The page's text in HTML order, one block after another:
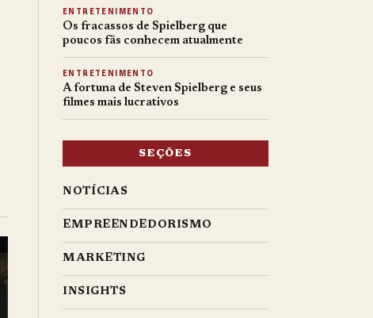
ENTRETENIMENTO
Os fracassos de Spielberg que
poucos fãs conhecem atualmente
ENTRETENIMENTO
A fortuna de Steven Spielberg e seus
filmes mais lucrativos
SEÇÕES
NOTÍCIAS
EMPREENDEDORISMO
MARKETING
INSIGHTS